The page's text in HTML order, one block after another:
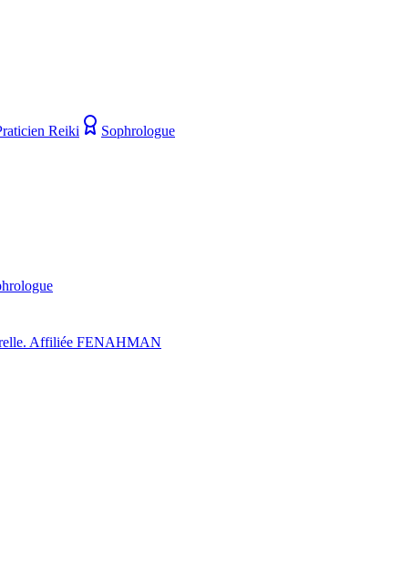
Reiki
Sophrologue
Affiliée FENAHMAN